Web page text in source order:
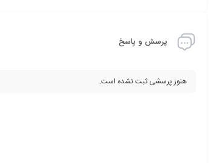
پرسش و پاسخ
هنوز پرسشی ثبت نشده است.